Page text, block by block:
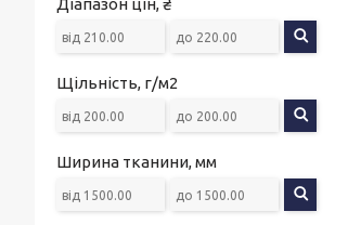
Діапазон цін, ₴
Щільність, г/м2
Ширина тканини, мм